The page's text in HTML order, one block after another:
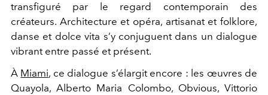
transfiguré par le regard contemporain des
créateurs. Architecture et opéra, artisanat et folklore,
danse et dolce vita s’y conjuguent dans un dialogue
vibrant entre passé et présent.
À Miami, ce dialogue s’élargit encore : les œuvres de
Quayola, Alberto Maria Colombo, Obvious, Vittorio